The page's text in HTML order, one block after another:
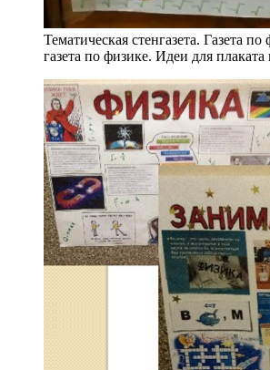
Тематическая стенгазета. Газета
газета по физике. Идеи для